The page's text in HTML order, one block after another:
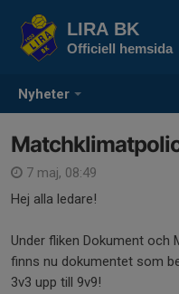
Nyheter
LIRA BK
Officiell hemsida
7 maj, 08:49
Hej alla ledare!
Under fliken Dokument och
finns nu dokumentet som
3v3 upp till 9v9!